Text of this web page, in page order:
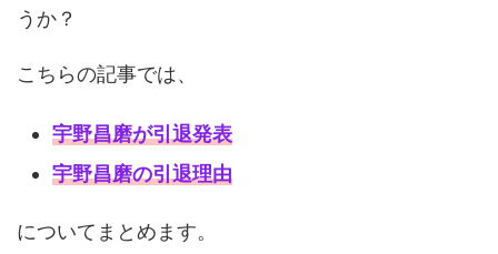
うか？
こちらの記事では、
宇野昌磨が引退発表
宇野昌磨の引退理由
についてまとめます。